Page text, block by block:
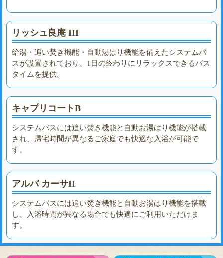
リッシュ良庵 III
給湯・追い焚き機能・自動湯はり機能を備えたシステムバ
スが設置されており、1日の終わりにリラックスできるバス
タイムを提供。
キャプリコートB
システムバスには追い焚き機能と自動お湯はり機能が搭載
され、帰宅時間が異なるご家庭でも快適な入浴が可能で
す。
アルバ カーサII
システムバスには追い焚き機能と自動お湯はり機能を搭載
し、入浴時間が異なる場合でも快適にご利用いただけま
す。